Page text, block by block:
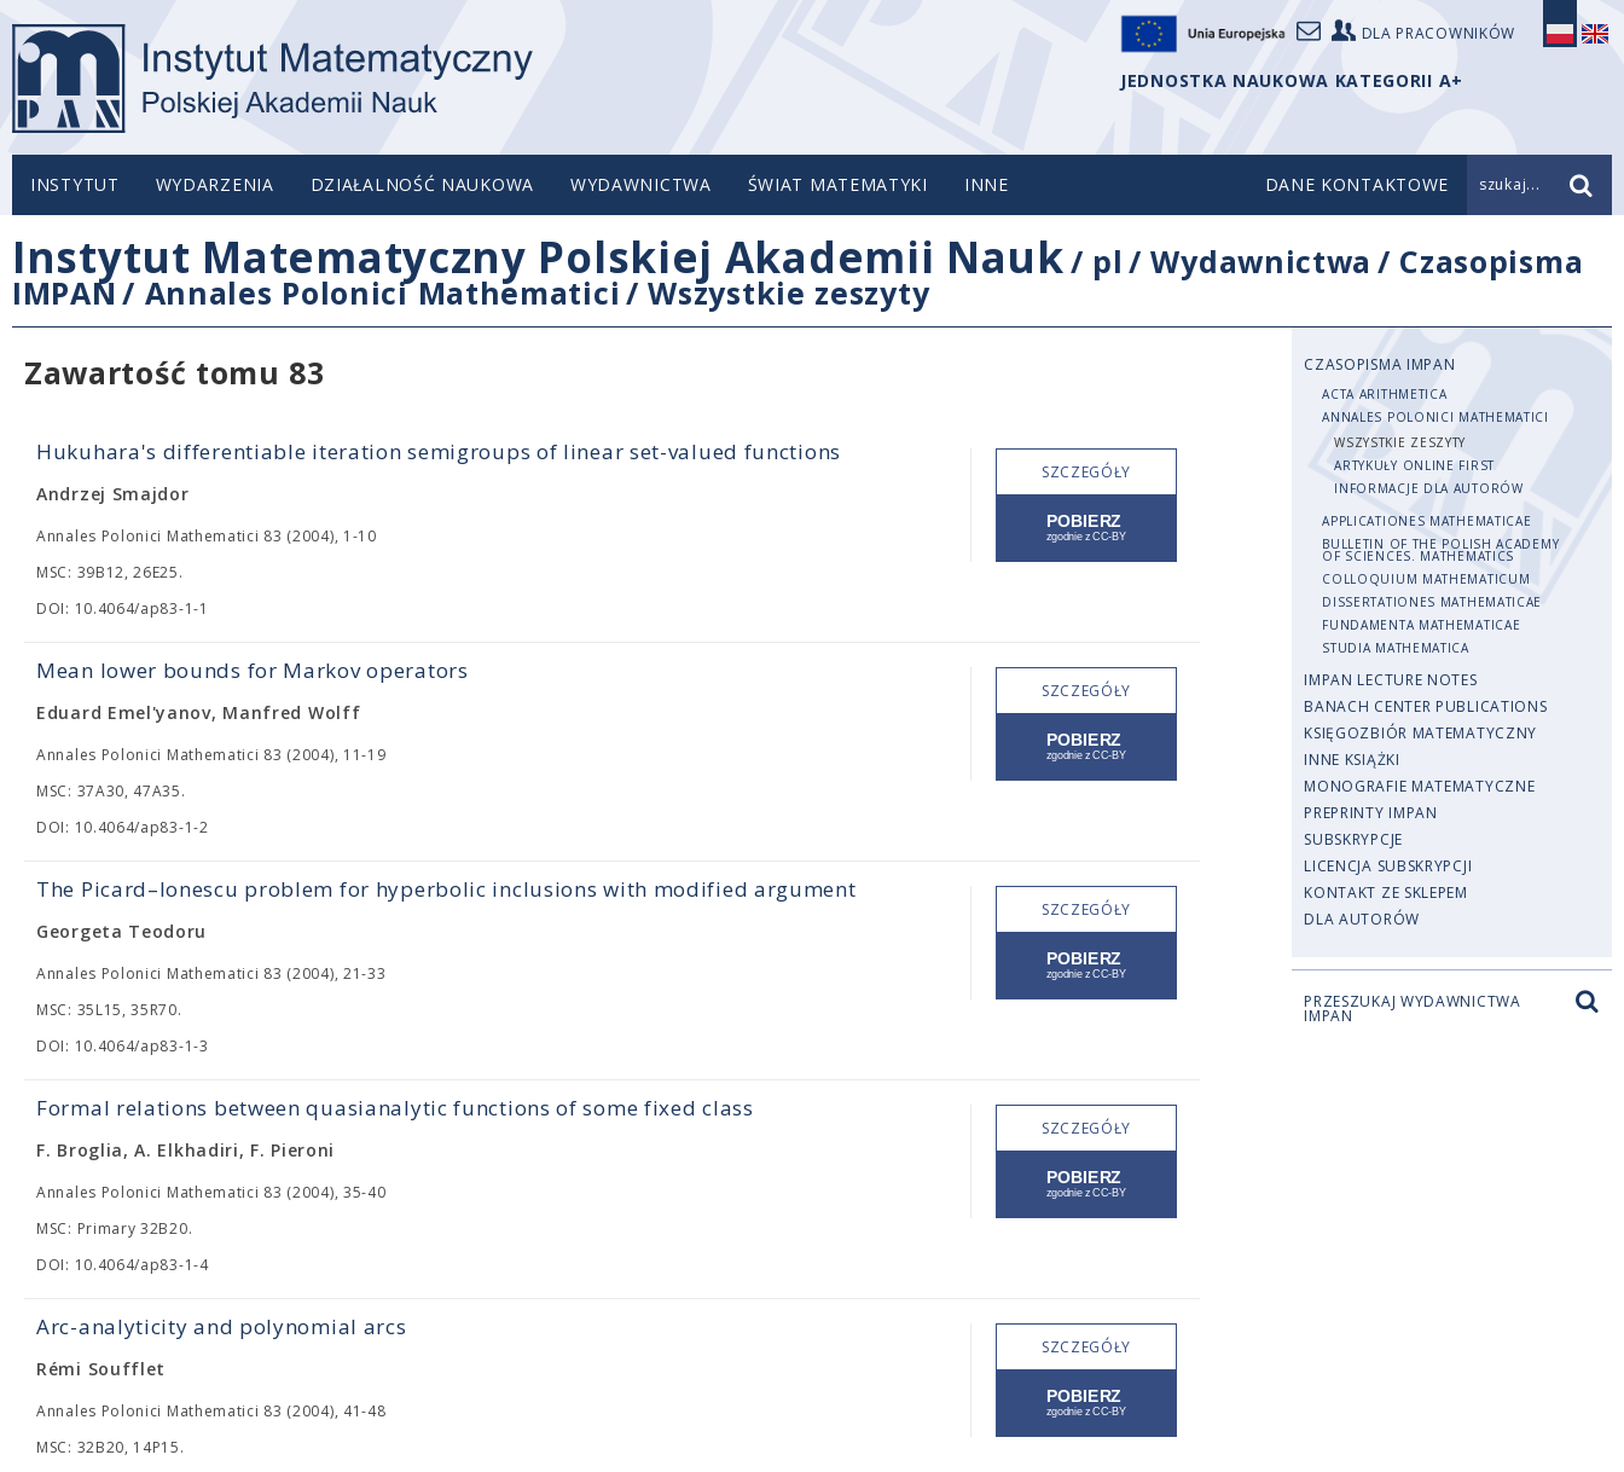
DLA PRACOWNIKÓW
JEDNOSTKA NAUKOWA KATEGORII A+
INSTYTUT WYDARZENIA DZIAŁALNOŚĆ NAUKOWA WYDAWNICTWA ŚWIAT MATEMATYKI INNE DANE KONTAKTOWE szukaj...
Instytut Matematyczny Polskiej Akademii Nauk/ pl /Wydawnictwa / Czasopisma
IMPAN / Annales Polonici Mathematici /Wszystkie zeszyty
Zawartość tomu 83
Hukuhara's differentiable iteration semigroups of linear set-valued functions
Andrzej Smajdor
Annales Polonici Mathematici 83 (2004), 1-10
MSC: 39B12, 26E25.
DOI: 10.4064/ap83-1-1
SZCZEGÓŁY
Mean lower bounds for Markov operators
Eduard Emel'yanov, Manfred Wolff
Annales Polonici Mathematici 83 (2004), 11-19
MSC: 37A30, 47A35.
DOI: 10.4064/ap83-1-2
SZCZEGÓŁY
The Picard–Ionescu problem for hyperbolic inclusions with modified argument
Georgeta Teodoru
Annales Polonici Mathematici 83 (2004), 21-33
MSC: 35L15, 35R70.
DOI: 10.4064/ap83-1-3
SZCZEGÓŁY
Formal relations between quasianalytic functions of some fixed class
F. Broglia, A. Elkhadiri, F. Pieroni
Annales Polonici Mathematici 83 (2004), 35-40
MSC: Primary 32B20.
DOI: 10.4064/ap83-1-4
SZCZEGÓŁY
Arc-analyticity and polynomial arcs
Rémi Soufflet
Annales Polonici Mathematici 83 (2004), 41-48
MSC: 32B20, 14P15.
SZCZEGÓŁY
CZASOPISMA IMPAN
ACTA ARITHMETICA
ANNALES POLONICI MATHEMATICI
WSZYSTKIE ZESZYTY
ARTYKUŁY ONLINE FIRST
INFORMACJE DLA AUTORÓW
APPLICATIONES MATHEMATICAE
BULLETIN OF THE POLISH ACADEMY
OF SCIENCES. MATHEMATICS
COLLOQUIUM MATHEMATICUM
DISSERTATIONES MATHEMATICAE
FUNDAMENTA MATHEMATICAE
STUDIA MATHEMATICA
IMPAN LECTURE NOTES
BANACH CENTER PUBLICATIONS
KSIĘGOZBIÓR MATEMATYCZNY
INNE KSIĄŻKI
MONOGRAFIE MATEMATYCZNE
PREPRINTY IMPAN
SUBSKRYPCJE
LICENCJA SUBSKRYPCJI
KONTAKT ZE SKLEPEM
DLA AUTORÓW
PRZESZUKAJ WYDAWNICTWA
IMPAN